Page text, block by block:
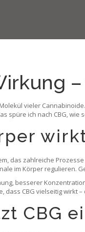
vieler
spüre ich nach CBG,
das zahlreiche
im Körper regulieren.
besserer
CBG vielseitig wirkt
CBG